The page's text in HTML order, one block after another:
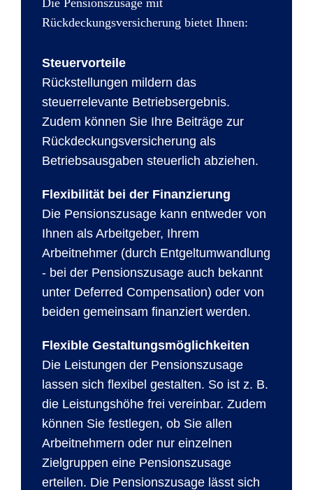
Die Pensionszusage mit
Rückdeckungsversicherung bietet Ihnen:
Steuervorteile
Rückstellungen mildern das
steuerrelevante Betriebsergebnis.
Zudem können Sie Ihre Beiträge zur
Rückdeckungsversicherung als
Betriebsausgaben steuerlich abziehen.
Flexibilität bei der Finanzierung
Die Pensionszusage kann entweder von
Ihnen als Arbeitgeber, Ihrem
Arbeitnehmer (durch Entgeltumwandlung
- bei der Pensionszusage auch bekannt
unter Deferred Compensation) oder von
beiden gemeinsam finanziert werden.
Flexible Gestaltungsmöglichkeiten
Die Leistungen der Pensionszusage
lassen sich flexibel gestalten. So ist z. B.
die Leistungshöhe frei vereinbar. Zudem
können Sie festlegen, ob Sie allen
Arbeitnehmern oder nur einzelnen
Zielgruppen eine Pensionszusage
erteilen. Die Pensionszusage lässt sich